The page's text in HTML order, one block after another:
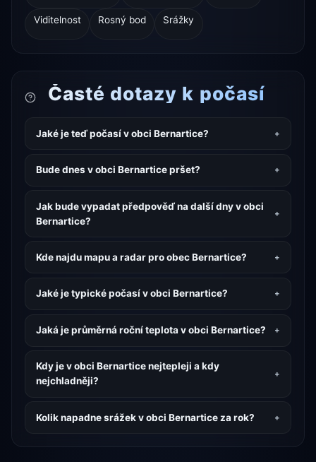
Viditelnost Rosný bod Srážky
Časté dotazy k počasí
Jaké je teď počasí v obci Bernartice?
Bude dnes v obci Bernartice pršet?
Jak bude vypadat předpověď na další dny v obci
Bernartice?
Kde najdu mapu a radar pro obec Bernartice?
Jaké je typické počasí v obci Bernartice?
Jaká je průměrná roční teplota v obci Bernartice?
Kdy je v obci Bernartice nejtepleji a kdy
nejchladněji?
Kolik napadne srážek v obci Bernartice za rok?